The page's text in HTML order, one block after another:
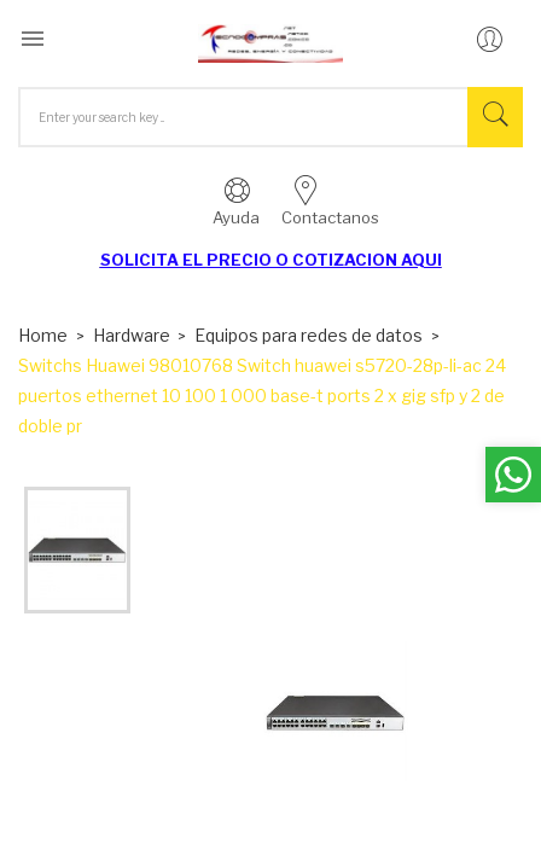

Ayuda Contactanos
SOLICITA EL PRECIO O COTIZACION AQUI
Home Hardware
Equipos para redes de datos
Switchs Huawei 98010768 Switch huawei s5720-28p-li-ac 24
puertos ethernet 10 100 1 000 base-t ports 2 x gig sfp y 2 de
doble pr